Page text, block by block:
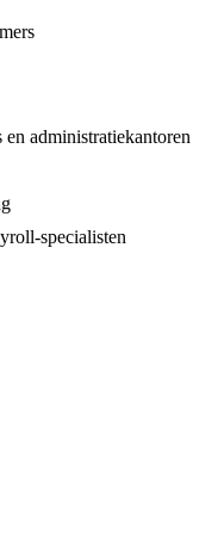
administratiekantoren
specialisten